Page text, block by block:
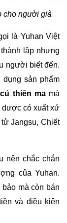
cho người già
là Yuhan Việt
lập nhưng
người biết đến.
sản phẩm
củ thiên ma mà
dược có xuất xứ
Jangsu, Chiết
nên chắc chắn
của Yuhan.
mà còn bán
và điều kiện